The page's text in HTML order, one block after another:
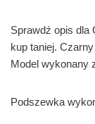
Sprawdź opis dla
kup taniej.
Model wykonany
Podszewka